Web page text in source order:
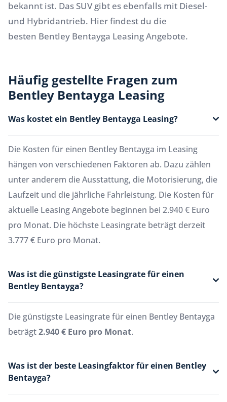
bekannt ist. Das SUVgibt es ebenfalls mit Diesel-
und Hybridantrieb. Hier findest du die
besten Bentley Bentayga Leasing Angebote.
Häufig gestellte Fragen zum
Bentley Bentayga Leasing
Was kostet ein Bentley Bentayga Leasing?
Die Kosten für einen Bentley Bentayga im Leasing
hängen von verschiedenen Faktoren ab. Dazu zählen
unter anderem die Ausstattung, die Motorisierung, die
Laufzeit und die jährliche Fahrleistung. Die Kosten für
aktuelle Leasing Angebote beginnen bei 2.940 € Euro
pro Monat. Die höchste Leasingrate beträgt derzeit
3.777 € Euro pro Monat.
Was ist die günstigste Leasingrate für einen
Bentley Bentayga?
Die günstigste Leasingrate für einen Bentley Bentayga
beträgt2.940 € Euro pro Monat.
Was ist der beste Leasingfaktor für einen Bentley
Bentayga?